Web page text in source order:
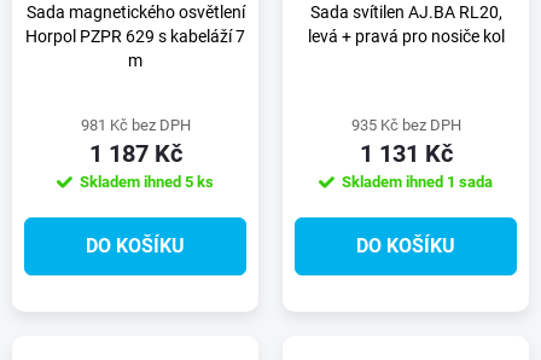
p
d
u
s
o
d
u
Sada magnetického osvětlení
Horpol PZPR 629 s kabeláží 7
m
981 Kč bez DPH
1 187 Kč
Skladem ihned 5 ks
DO KOŠÍKU
Sada svítilen AJ.BA RL20,
levá + pravá pro nosiče kol
935 Kč bez DPH
1 131 Kč
Skladem ihned 1 sada
DO KOŠÍKU